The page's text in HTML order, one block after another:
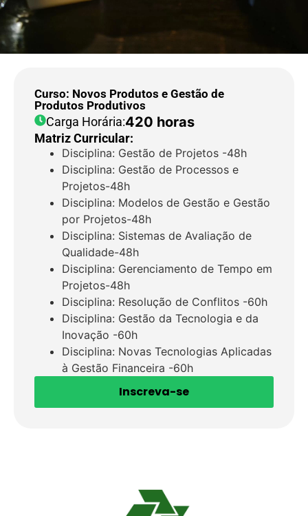
Curso: Novos Produtos e Gestão de
Produtos Produtivos
Carga Horária:420 horas
Matriz Curricular:
Disciplina: Gestão de Projetos -48h
Disciplina: Gestão de Processos e
Projetos-48h
Disciplina: Modelos de Gestão e Gestão
por Projetos-48h
Disciplina: Sistemas de Avaliação de
Qualidade-48h
Disciplina: Gerenciamento de Tempo em
Projetos-48h
Disciplina: Resolução de Conflitos -60h
Disciplina: Gestão da Tecnologia e da
Inovação -60h
Disciplina: Novas Tecnologias Aplicadas
à Gestão Financeira -60h
Inscreva-se